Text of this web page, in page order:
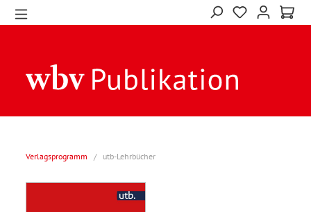
Verlagsprogramm / utb-Lehrbücher